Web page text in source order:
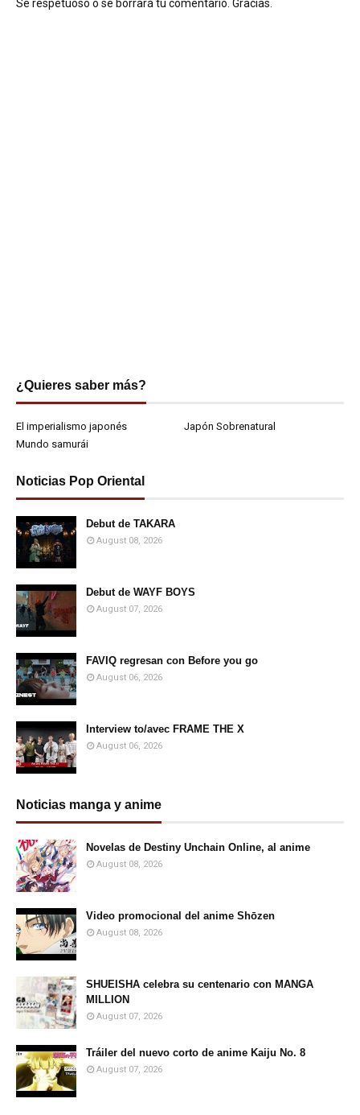
Se respetuoso o se borrará tu comentario. Gracias.
¿Quieres saber más?
El imperialismo japonés
Japón Sobrenatural
Mundo samurái
Noticias Pop Oriental
Debut de TAKARA
August 08, 2026
Debut de WAYF BOYS
August 07, 2026
FAVIQ regresan con Before you go
August 06, 2026
Interview to/avec FRAME THE X
August 06, 2026
Noticias manga y anime
Novelas de Destiny Unchain Online, al anime
August 08, 2026
Video promocional del anime Shōzen
August 08, 2026
SHUEISHA celebra su centenario con MANGA
MILLION
August 07, 2026
Tráiler del nuevo corto de anime Kaiju No. 8
August 07, 2026